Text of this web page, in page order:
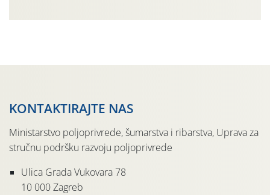
parcela ID 2445031) (središnji dio Međimurske županije).
KONTAKTIRAJTE NAS
Ministarstvo poljoprivrede, šumarstva i ribarstva, Uprava za
stručnu podršku razvoju poljoprivrede
Ulica Grada Vukovara 78
10 000 Zagreb